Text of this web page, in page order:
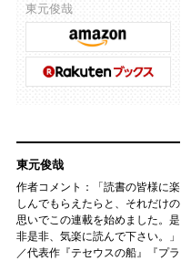
東元俊哉
東元俊哉
作者コメント：「読書の皆様に楽
しんでもらえたらと、それだけの
思いでこの連載を始めました。是
非是非、気楽に読んで下さい。」
／代表作『テセウスの船』『プラ